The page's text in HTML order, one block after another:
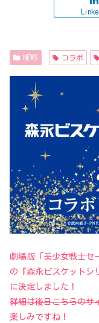
NEWS コラボ
劇場版「美少女戦士セ
の『森永ビスケットシ
に決定しました！
詳細は後日こちらのサ
楽しみですね！